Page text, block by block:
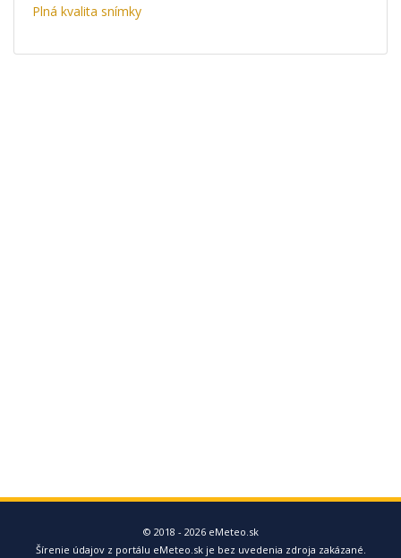
Plná kvalita snímky
© 2018 - 2026 eMeteo.sk
Šírenie údajov z portálu eMeteo.sk je bez uvedenia zdroja zakázané.